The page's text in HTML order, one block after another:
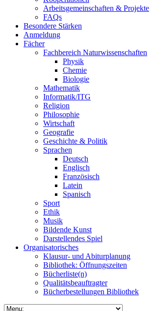
Arbeitsgemeinschaften & Projekte
FAQs
Besondere Stärken
Anmeldung
Fächer
Fachbereich Naturwissenschaften
Physik
Chemie
Biologie
Mathematik
Informatik/ITG
Religion
Philosophie
Wirtschaft
Geografie
Geschichte & Politik
Sprachen
Deutsch
Englisch
Französisch
Latein
Spanisch
Sport
Ethik
Musik
Bildende Kunst
Darstellendes Spiel
Organisatorisches
Klausur- und Abiturplanung
Bibliothek: Öffnungszeiten
Bücherliste(n)
Qualitätsbeauftragter
Bücherbestellungen Bibliothek